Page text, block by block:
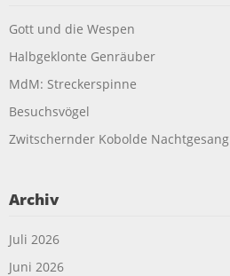
Gott und die Wespen
Halbgeklonte Genräuber
MdM: Streckerspinne
Besuchsvögel
Zwitschernder Kobolde Nachtgesang
Archiv
Juli 2026
Juni 2026